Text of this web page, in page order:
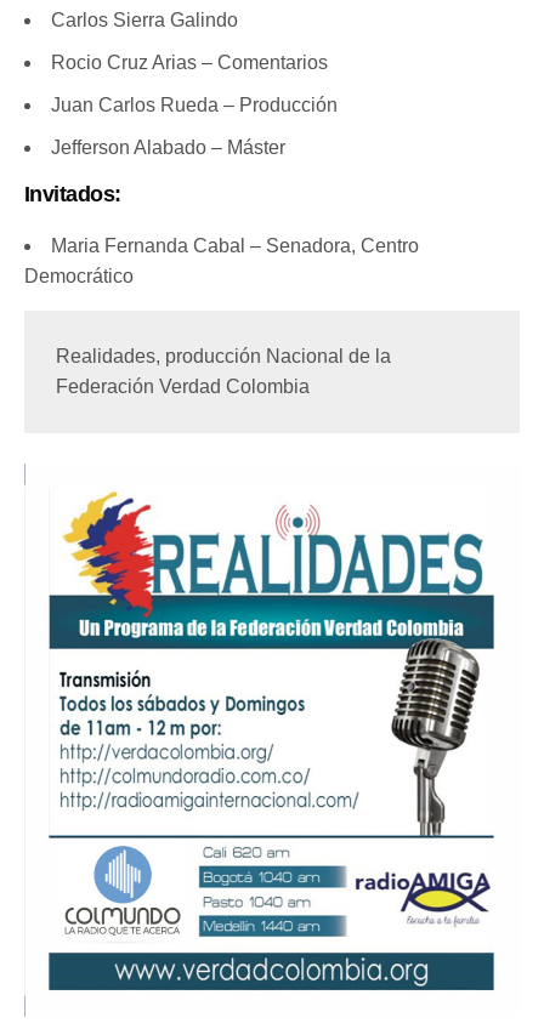
Carlos Sierra Galindo
Rocio Cruz Arias – Comentarios
Juan Carlos Rueda – Producción
Jefferson Alabado – Máster
Invitados:
Maria Fernanda Cabal – Senadora, Centro
Democrático
Realidades, producción Nacional de la
Federación Verdad Colombia